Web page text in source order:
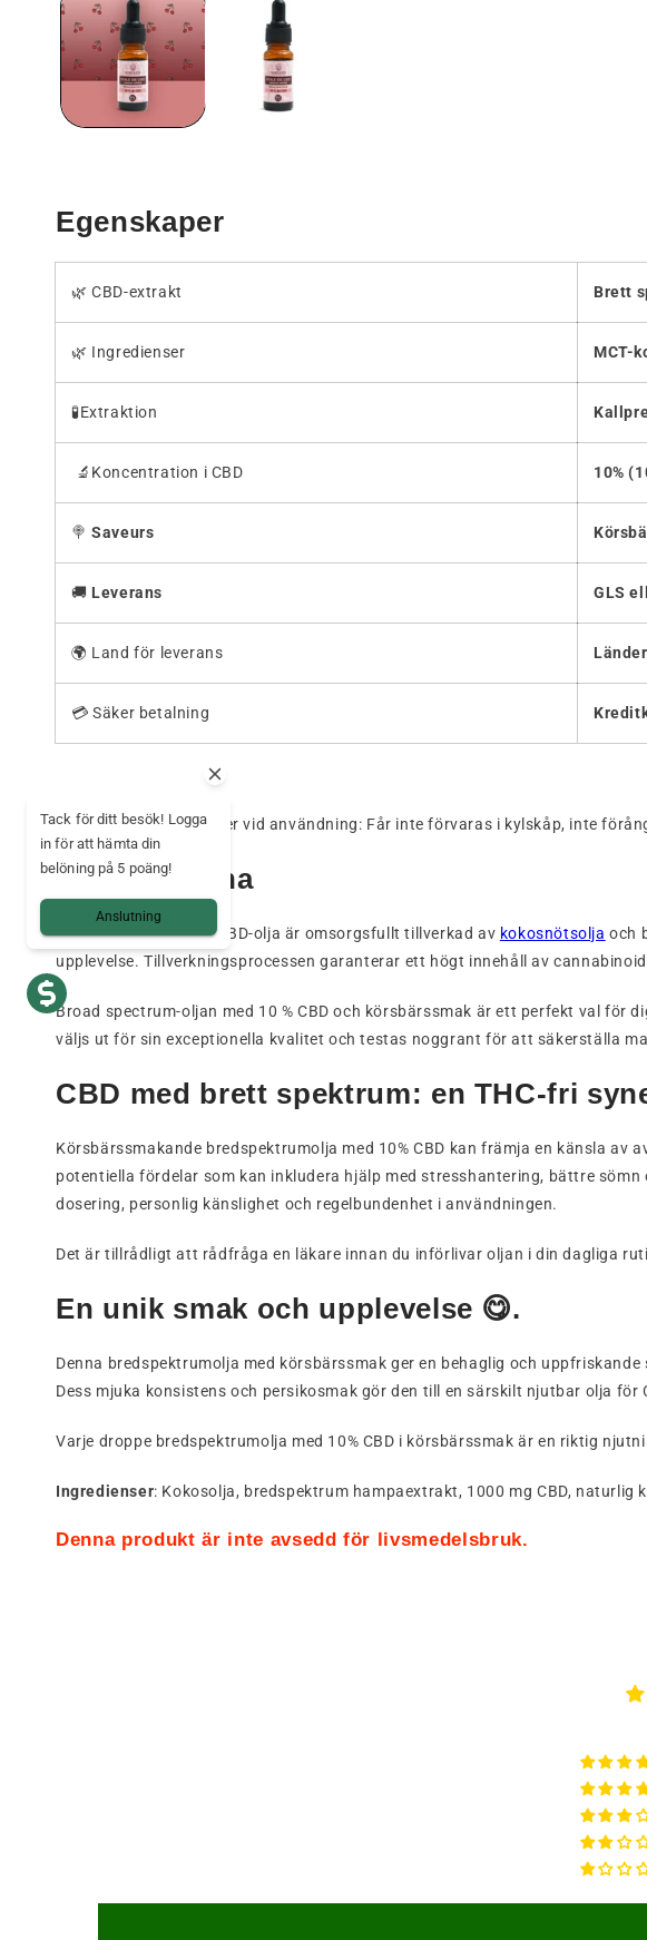
modalt
fönster
Egenskaper
🌿 CBD-extrakt Brett
🌿 Ingredienser MCT-
🧪Extraktion
🔬Koncentration i CBD 10%
🍭Saveurs
🚚 Leverans GLS
🌍 Land för leverans
💳 Säker betalning
⚠️ Försiktighetsåtgärder vid användning: Får inte förvaras i kylskåp, inte
Fastigheterna
Denna bredspektrum CBD-olja är omsorgsfullt tillverkad av kokosnötsolja och
upplevelse. Tillverkningsprocessen garanterar ett högt innehåll av
Broad spectrum-oljan med 10 % CBD och körsbärssmak är ett perfekt val
väljs ut för sin exceptionella kvalitet och testas noggrant för att säkerställa
CBD med brett spektrum: en THC-fri
Körsbärssmakande bredspektrumolja med 10% CBD kan främja en känsla
potentiella fördelar som kan inkludera hjälp med stresshantering, bättre
dosering, personlig känslighet och regelbundenhet i användningen.
Det är tillrådligt att rådfråga en läkare innan du införlivar oljan i din dagliga
En unik smak och upplevelse 😋.
Denna bredspektrumolja med körsbärssmak ger en behaglig och
Dess mjuka konsistens och persikosmak gör den till en särskilt njutbar olja
Varje droppe bredspektrumolja med 10% CBD i körsbärssmak är en riktig
Ingredienser: Kokosolja, bredspektrum hampaextrakt, 1000 mg CBD, naturlig
Denna produkt är inte avsedd för livsmedelsbruk.
Tack för ditt besök! Logga
in för att hämta din
belöning på 5 poäng!
Anslutning